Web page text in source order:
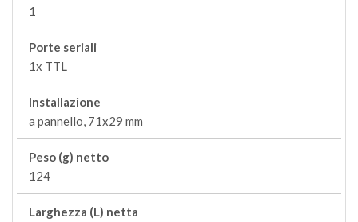
1
Porte seriali
1x TTL
Installazione
a pannello, 71x29 mm
Peso (g) netto
124
Larghezza (L) netta